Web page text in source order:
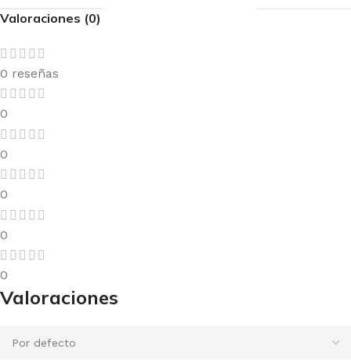
Valoraciones (0)
0 reseñas
0
0
0
0
0
Valoraciones